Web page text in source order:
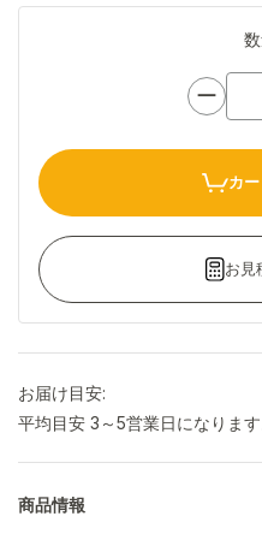
数
ー
カ
お見
お届け目安:
平均目安 3～5営業日になります
商品情報